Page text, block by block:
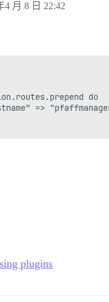
4 月 8 日 22:42
do
=>
plugins